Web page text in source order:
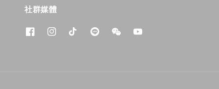
社群媒體